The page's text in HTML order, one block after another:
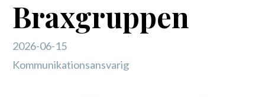
Braxgruppen
2026-06-15
Kommunikationsansvarig